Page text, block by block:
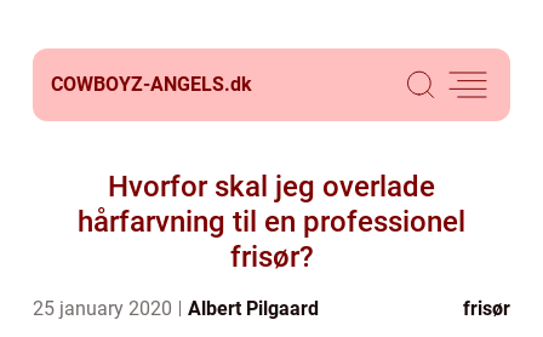
COWBOYZ-ANGELS.dk
Hvorfor skal jeg overlade
hårfarvning til en professionel
frisør?
25 january 2020 Albert Pilgaard frisør